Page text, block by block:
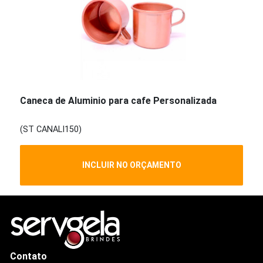
Caneca de Aluminio para cafe Personalizada
(ST CANALI150)
INCLUIR NO ORÇAMENTO
Contato